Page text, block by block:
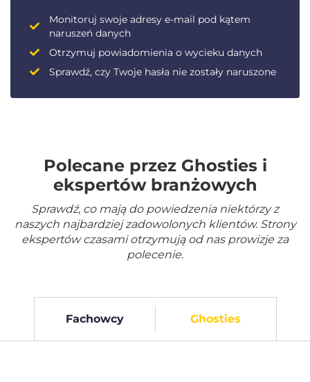
Monitoruj swoje adresy e-mail pod kątem
naruszeń danych
Otrzymuj powiadomienia o wycieku danych
Sprawdź, czy Twoje hasła nie zostały naruszone
Polecane przez Ghosties i
ekspertów branżowych
Sprawdź, co mają do powiedzenia niektórzy z
naszych najbardziej zadowolonych klientów. Strony
ekspertów czasami otrzymują od nas prowizje za
polecenie.
Fachowcy Ghosties